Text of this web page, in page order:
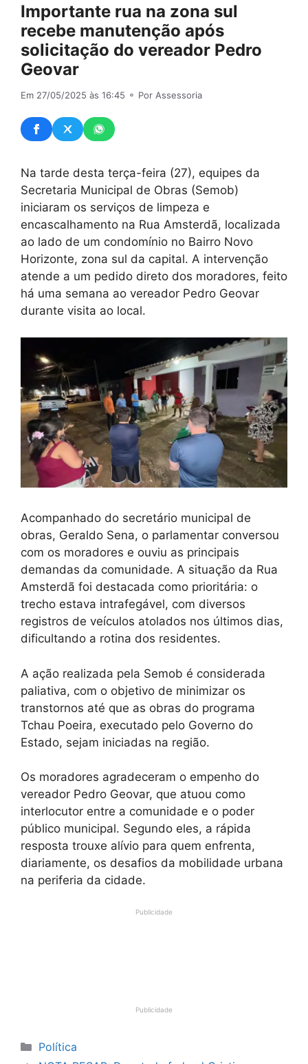
Importante rua na zona sul
recebe manutenção após
solicitação do vereador Pedro
Geovar
Em 27/05/2025 às 16:45 ⚬ Por Assessoria
Na tarde desta terça-feira (27), equipes da
Secretaria Municipal de Obras (Semob)
iniciaram os serviços de limpeza e
encascalhamento na Rua Amsterdã, localizada
ao lado de um condomínio no Bairro Novo
Horizonte, zona sul da capital. A intervenção
atende a um pedido direto dos moradores, feito
há uma semana ao vereador Pedro Geovar
durante visita ao local.
Acompanhado do secretário municipal de
obras, Geraldo Sena, o parlamentar conversou
com os moradores e ouviu as principais
demandas da comunidade. A situação da Rua
Amsterdã foi destacada como prioritária: o
trecho estava intrafegável, com diversos
registros de veículos atolados nos últimos dias,
dificultando a rotina dos residentes.
A ação realizada pela Semob é considerada
paliativa, com o objetivo de minimizar os
transtornos até que as obras do programa
Tchau Poeira, executado pelo Governo do
Estado, sejam iniciadas na região.
Os moradores agradeceram o empenho do
vereador Pedro Geovar, que atuou como
interlocutor entre a comunidade e o poder
público municipal. Segundo eles, a rápida
resposta trouxe alívio para quem enfrenta,
diariamente, os desafios da mobilidade urbana
na periferia da cidade.
Publicidade
Publicidade
Categorias
Política